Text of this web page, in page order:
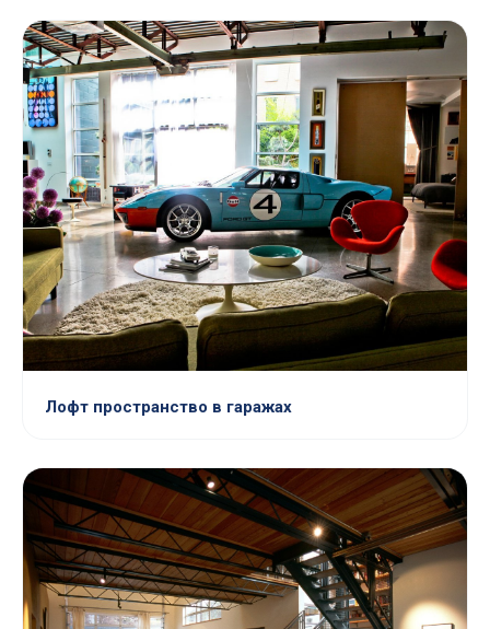
Лофт пространство в гаражах